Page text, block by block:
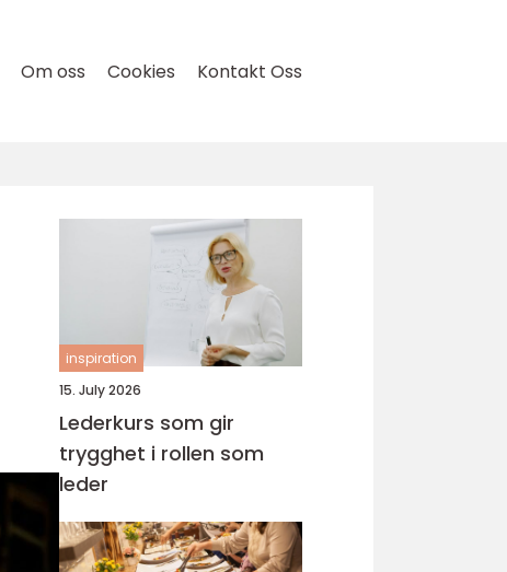
Om oss Cookies Kontakt Oss
inspiration
15. July 2026
Lederkurs som gir
trygghet i rollen som
leder